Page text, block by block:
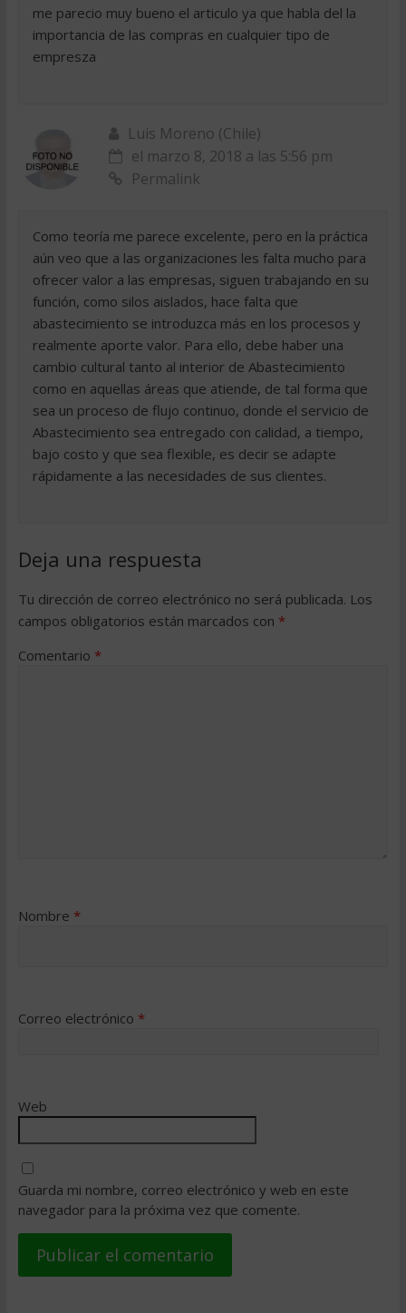
me parecio muy bueno el articulo ya que habla del la
importancia de las compras en cualquier tipo de
empresza
Luis Moreno (Chile)
el marzo 8, 2018 a las 5:56 pm
Permalink
Como teoría me parece excelente, pero en la práctica
aún veo que a las organizaciones les falta mucho para
ofrecer valor a las empresas, siguen trabajando en su
función, como silos aislados, hace falta que
abastecimiento se introduzca más en los procesos y
realmente aporte valor. Para ello, debe haber una
cambio cultural tanto al interior de Abastecimiento
como en aquellas áreas que atiende, de tal forma que
sea un proceso de flujo continuo, donde el servicio de
Abastecimiento sea entregado con calidad, a tiempo,
bajo costo y que sea flexible, es decir se adapte
rápidamente a las necesidades de sus clientes.
Deja una respuesta
Tu dirección de correo electrónico no será publicada. Los
campos obligatorios están marcados con *
Comentario *
Nombre *
Correo electrónico *
Web
Guarda mi nombre, correo electrónico y web en este
navegador para la próxima vez que comente.